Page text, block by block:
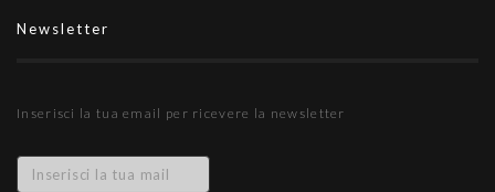
Newsletter
Inserisci la tua email per ricevere la newsletter